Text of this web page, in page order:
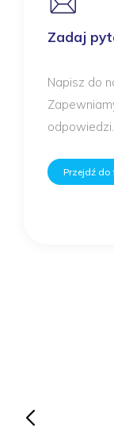
Zadaj
Napisz do
odpowiedzi.
Przejdź